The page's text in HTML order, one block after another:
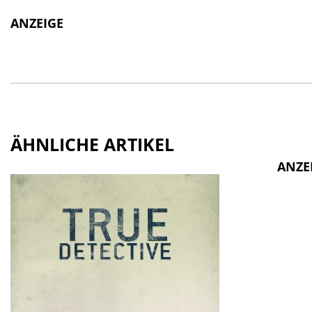
ANZEIGE
ÄHNLICHE ARTIKEL